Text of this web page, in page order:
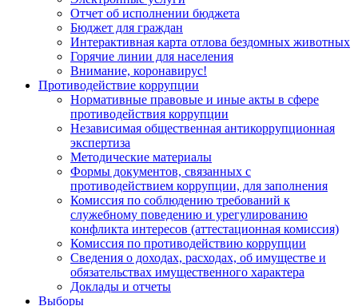
Отчет об исполнении бюджета
Бюджет для граждан
Интерактивная карта отлова бездомных животных
Горячие линии для населения
Внимание, коронавирус!
Противодействие коррупции
Нормативные правовые и иные акты в сфере
противодействия коррупции
Независимая общественная антикоррупционная
экспертиза
Методические материалы
Формы документов, связанных с
противодействием коррупции, для заполнения
Комиссия по соблюдению требований к
служебному поведению и урегулированию
конфликта интересов (аттестационная комиссия)
Комиссия по противодействию коррупции
Сведения о доходах, расходах, об имуществе и
обязательствах имущественного характера
Доклады и отчеты
Выборы